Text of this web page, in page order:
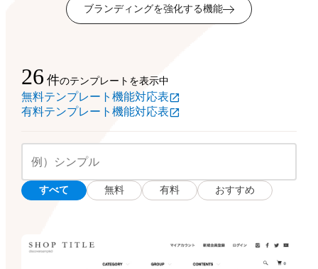
ブランディングを強化する機能
26 件のテンプレートを表示中
無料テンプレート機能対応表
有料テンプレート機能対応表
すべて 無料 有料 おすすめ